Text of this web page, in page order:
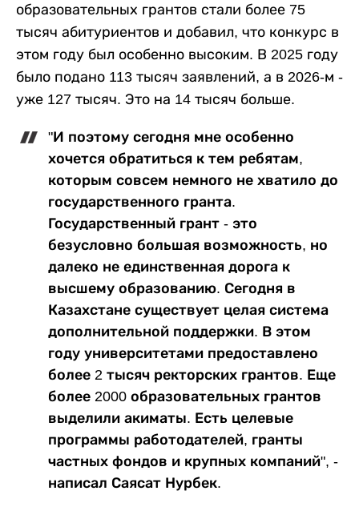
образовательных грантов стали более 75
тысяч абитуриентов и добавил, что конкурс в
этом году был особенно высоким. В 2025 году
было подано 113 тысяч заявлений, а в 2026-м -
уже 127 тысяч. Это на 14 тысяч больше.
"И поэтому сегодня мне особенно
хочется обратиться к тем ребятам,
которым совсем немного не хватило до
государственного гранта.
Государственный грант - это
безусловно большая возможность, но
далеко не единственная дорога к
высшему образованию. Сегодня в
Казахстане существует целая система
дополнительной поддержки. В этом
году университетами предоставлено
более 2 тысяч ректорских грантов. Еще
более 2000 образовательных грантов
выделили акиматы. Есть целевые
программы работодателей, гранты
частных фондов и крупных компаний", -
написал Саясат Нурбек.